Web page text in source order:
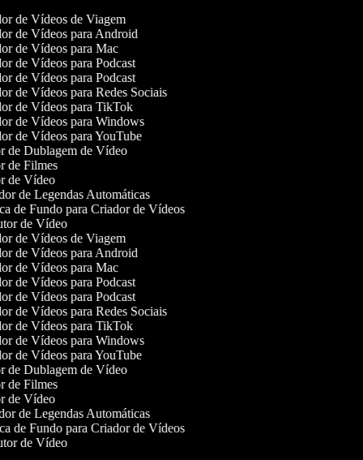
de Vídeos de Viagem
de Vídeos para Android
de Vídeos para Mac
de Vídeos para Podcast
de Vídeos para Podcast
de Vídeos para Redes Sociais
de Vídeos para TikTok
de Vídeos para Windows
de Vídeos para YouTube
de Dublagem de Vídeo
Filmes
de Vídeo
de Legendas Automáticas
de Fundo para Criador de Vídeos
de Vídeo
de Vídeos de Viagem
de Vídeos para Android
de Vídeos para Mac
de Vídeos para Podcast
de Vídeos para Podcast
de Vídeos para Redes Sociais
de Vídeos para TikTok
de Vídeos para Windows
de Vídeos para YouTube
de Dublagem de Vídeo
Filmes
de Vídeo
de Legendas Automáticas
de Fundo para Criador de Vídeos
de Vídeo